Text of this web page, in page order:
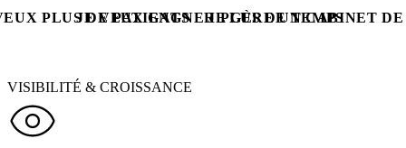
PLUS DE PATIENTS
JE VEUX GAGNER PLUS DE TEMPS
JE GÈRE UN CABINET DE
VISIBILITÉ & CROISSANCE